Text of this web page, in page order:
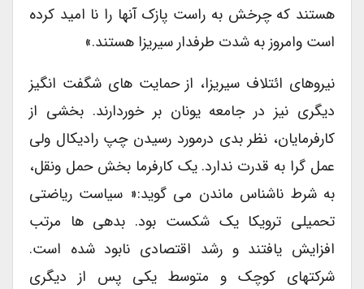
هستند که چرخش به راست پازک آنها را نا امید کرده
است وامروز به شدت طرفدار سیریزا هستند.»
نیروهای ائتلاف سیریزا، از حمایت های شگفت انگیز
دیگری نیز در جامعه یونان بر خوردارند. بخشی از
کارفرمایان، نظر بدی درمورد رسیدن چپ رادیکال ولی
عمل گرا به قدرت ندارد. یک کارفرما بخش حمل ونقل،
به شرط ناشناس ماندن می گوید:« سیاست ریاضتی
تحمیلی ترویکا یک شکست بود. بدهی ها مرتب
افزایش یافتند و رشد اقتصادی نابود شده است.
شرکتهای کوچک و متوسط یکی پس از دیگری